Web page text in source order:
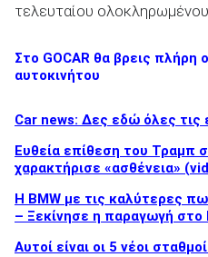
τελευταίου
Στο GOCAR θα βρεις πλήρη
αυτοκινήτου
Car news: Δες εδώ όλες τις
Ευθεία επίθεση του Τραμπ
χαρακτήρισε «ασθένεια»
Η BMW με τις καλύτερες
– Ξεκίνησε η παραγωγή στο
Αυτοί είναι οι 5 νέοι